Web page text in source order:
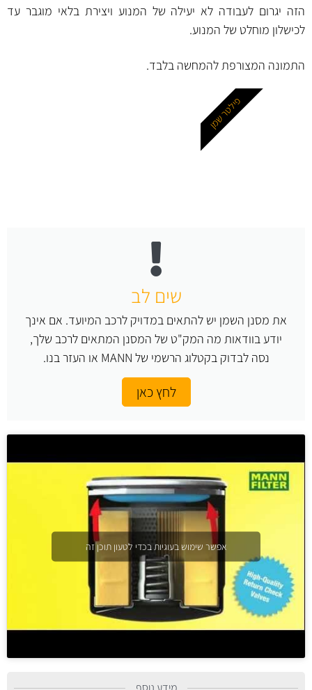
הזה יגרום לעבודה לא יעילה של המנוע ויצירת בלאי מוגבר עד
לכישלון מוחלט של המנוע.
התמונה המצורפת להמחשה בלבד.
שים לב
את מסנן השמן יש להתאים במדויק לרכב המיועד. אם אינך
יודע בוודאות מה המק"ט של המסנן המתאים לרכב שלך,
נסה לבדוק בקטלוג הרשמי של MANN או העזר בנו.
לחץ כאן
פילטר שמן
אפשר שימוש בעוגיות בכדי לטעון תוכן זה